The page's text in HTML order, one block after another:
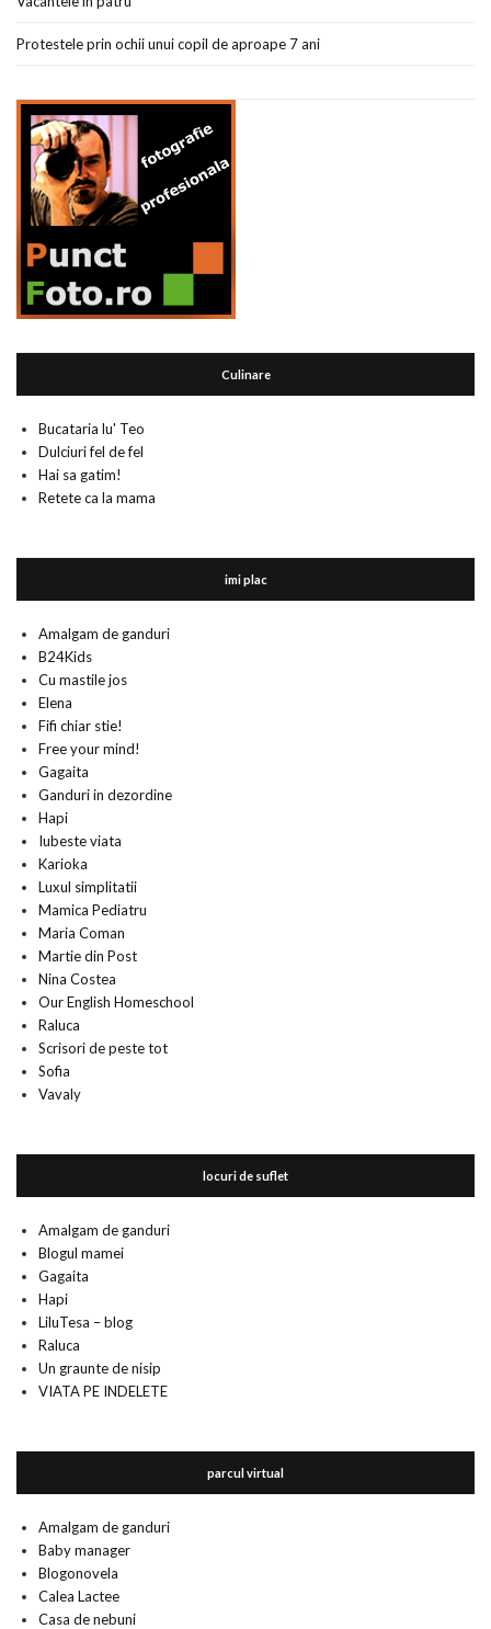
Protestele prin ochii unui copil de aproape 7 ani
Culinare
Bucataria lu' Teo
Dulciuri fel de fel
Hai sa gatim!
Retete ca la mama
imi plac
Amalgam de ganduri
B24Kids
Cu mastile jos
Elena
Fifi chiar stie!
Free your mind!
Gagaita
Ganduri in dezordine
Hapi
Iubeste viata
Karioka
Luxul simplitatii
Mamica Pediatru
Maria Coman
Martie din Post
Nina Costea
Our English Homeschool
Raluca
Scrisori de peste tot
Sofia
Vavaly
locuri de suflet
Amalgam de ganduri
Blogul mamei
Gagaita
Hapi
LiluTesa – blog
Raluca
Un graunte de nisip
VIATA PE INDELETE
parcul virtual
Amalgam de ganduri
Baby manager
Blogonovela
Calea Lactee
Casa de nebuni